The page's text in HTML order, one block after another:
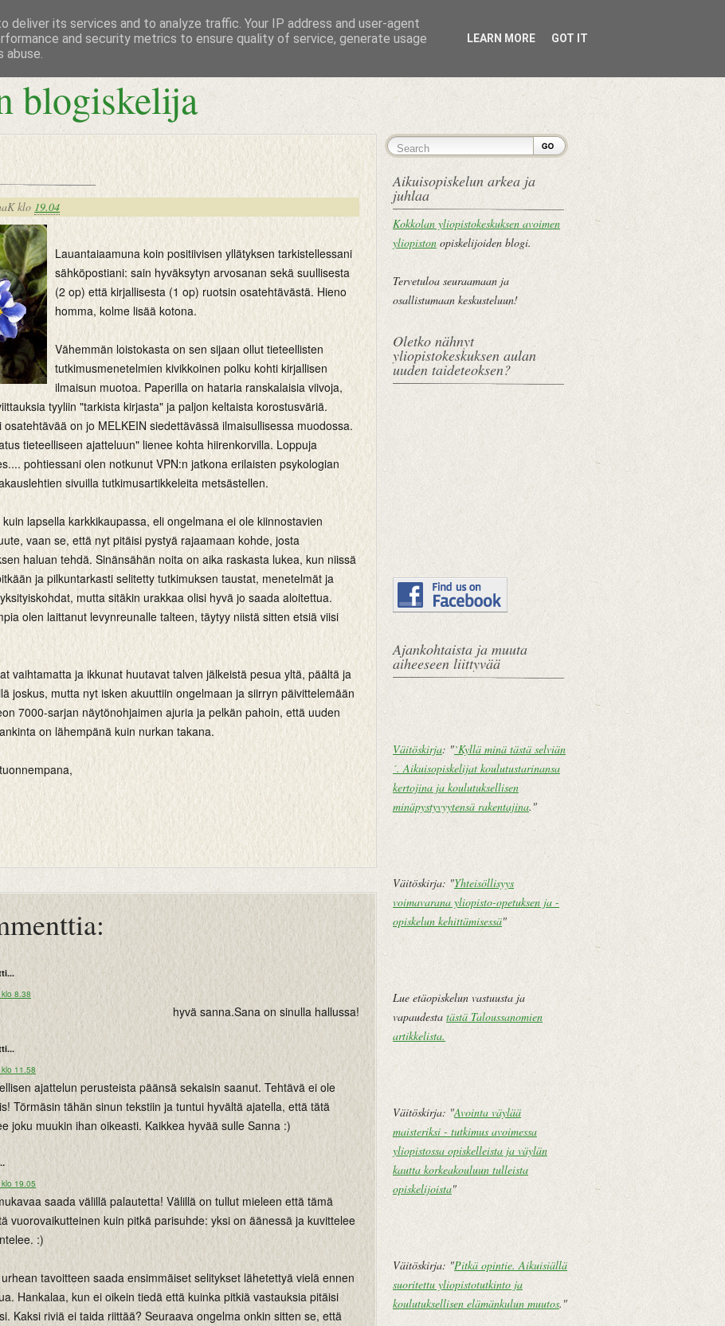
blogiskelija
klo 19.04
Lauantaiaamuna koin positiivisen yllätyksen tarkistellessani
sähköpostiani: sain hyväksytyn arvosanan sekä suullisesta
(2 op) että kirjallisesta (1 op) ruotsin osatehtävästä. Hieno
homma, kolme lisää kotona.
Vähemmän loistokasta on sen sijaan ollut tieteellisten
tutkimusmenetelmien kivikkoinen polku kohti kirjallisen
ilmaisun muotoa. Paperilla on hataria ranskalaisia viivoja,
tyyliin "tarkista kirjasta" ja paljon keltaista korostusväriä.
osatehtävää on jo MELKEIN siedettävässä ilmaisullisessa muodossa.
tieteelliseen ajatteluun" lienee kohta hiirenkorvilla. Loppuja
pohtiessani olen notkunut VPN:n jatkona erilaisten psykologian
sivuilla tutkimusartikkeleita metsästellen.
lapsella karkkikaupassa, eli ongelmana ei ole kiinnostavien
vaan se, että nyt pitäisi pystyä rajaamaan kohde, josta
haluan tehdä. Sinänsähän noita on aika raskasta lukea, kun niissä
ja pilkuntarkasti selitetty tutkimuksen taustat, menetelmät ja
mutta sitäkin urakkaa olisi hyvä jo saada aloitettua.
olen laittanut levynreunalle talteen, täytyy niistä sitten etsiä viisi
vaihtamatta ja ikkunat huutavat talven jälkeistä pesua yltä, päältä ja
joskus, mutta nyt isken akuuttiin ongelmaan ja siirryn päivittelemään
7000-sarjan näytönohjaimen ajuria ja pelkän pahoin, että uuden
on lähempänä kuin nurkan takana.
8.38
hyvä sanna.Sana on sinulla hallussa!
11.58
ajattelun perusteista päänsä sekaisin saanut. Tehtävä ei ole
Törmäsin tähän sinun tekstiin ja tuntui hyvältä ajatella, että tätä
joku muukin ihan oikeasti. Kaikkea hyvää sulle Sanna :)
19.05
saada välillä palautetta! Välillä on tullut mieleen että tämä
vuorovaikutteinen kuin pitkä parisuhde: yksi on äänessä ja kuvittelee
:)
tavoitteen saada ensimmäiset selitykset lähetettyä vielä ennen
Hankalaa, kun ei oikein tiedä että kuinka pitkiä vastauksia pitäisi
Kaksi riviä ei taida riittää? Seuraava ongelma onkin sitten se, että
e
E
Aikuisopiskelun arkea ja
juhlaa
Kokkolan yliopistokeskuksen avoimen
yliopiston opiskelijoiden blogi.
Tervetuloa seuraamaan ja
osallistumaan keskusteluun!
Oletko nähnyt
yliopistokeskuksen aulan
uuden taideteoksen?
Ajankohtaista ja muuta
aiheeseen liittyvää
Väitöskirja: "`Kyllä minä tästä selviän
´. Aikuisopiskelijat koulutustarinansa
kertojina ja koulutuksellisen
minäpystyvyytensä rakentajina."
Väitöskirja: "Yhteisöllisyys
voimavarana yliopisto-opetuksen ja -
opiskelun kehittämisessä"
Lue etäopiskelun vastuusta ja
vapaudesta tästä Taloussanomien
artikkelista.
Väitöskirja: "Avointa väylää
maisteriksi - tutkimus avoimessa
yliopistossa opiskelleista ja väylän
kautta korkeakouluun tulleista
opiskelijoista"
Väitöskirja: "Pitkä opintie. Aikuisiällä
suoritettu yliopistotutkinto ja
koulutuksellisen elämänkulun muutos."
deliver its services and to analyze traffic. Your IP address and user-agent
and security metrics to ensure quality of service, generate usage
abuse.
LEARN MORE GOT IT